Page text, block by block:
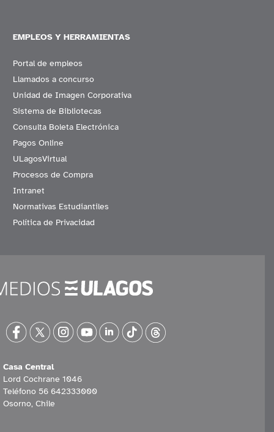
EMPLEOS Y HERRAMIENTAS
Portal de empleos
Llamados a concurso
Unidad de Imagen Corporativa
Sistema de Bibliotecas
Consulta Boleta Electrónica
Pagos Online
ULagosVirtual
Procesos de Compra
Intranet
Normativas Estudiantiles
Política de Privacidad
Casa Central
Lord Cochrane 1046
Teléfono 56 642333000
Osorno, Chile